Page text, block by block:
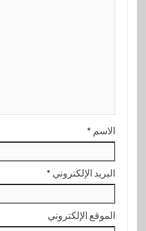
الاسم *
البريد الإلكتروني *
الموقع الإلكتروني